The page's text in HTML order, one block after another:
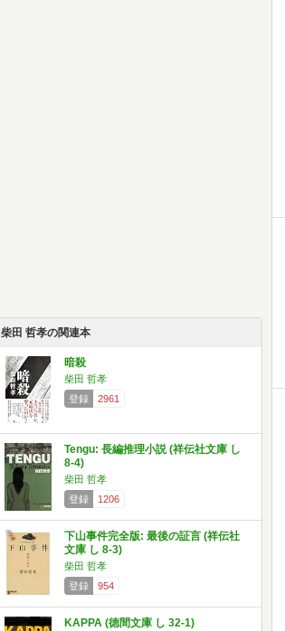
柴田 哲孝の関連本
暗殺
柴田 哲孝
登録
2961
Tengu: 長編推理小説 (祥伝社文庫 し
8-4)
柴田 哲孝
登録
1206
下山事件完全版: 最後の証言 (祥伝社
文庫 し 8-3)
柴田 哲孝
登録
954
KAPPA (徳間文庫 し 32-1)